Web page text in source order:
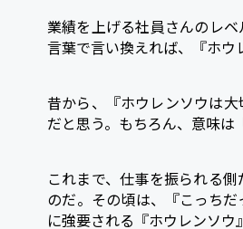
k
業績を上げる社員さんのレ
言葉で言い換えれば、『ホウ
昔から、『ホウレンソウは
だと思う。もちろん、意味は
これまで、仕事を振られる
のだ。その頃は、『こっち
に強要される『ホウレンソウ